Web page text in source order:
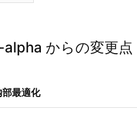
alpha からの変更点
最適化